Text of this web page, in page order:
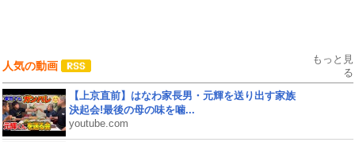
人気の動画
もっと見
る
【上京直前】はなわ家長男・元輝を送り出す家族
決起会!最後の母の味を噛...
youtube.com